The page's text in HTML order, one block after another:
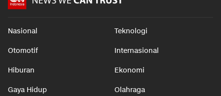
Nasional Teknologi
Otomotif Internasional
Hiburan Ekonomi
Gaya Hidup Olahraga